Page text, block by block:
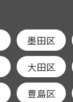
墨田区
大田区
豊島区